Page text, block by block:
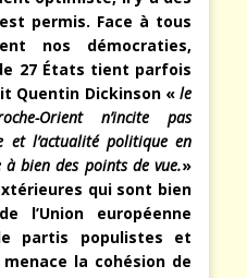
permis. Face à tous
nos démocraties,
27 États tient parfois
Quentin Dickinson « le
Orient n’incite pas
et l’actualité politique en
bien des points de vue.»
qui sont bien
l’Union européenne
partis populistes et
la cohésion de